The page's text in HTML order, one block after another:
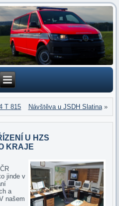
T 815 Návštěva u JSDH Slatina»
U HZS
KRAJE
jinde v
a
našem